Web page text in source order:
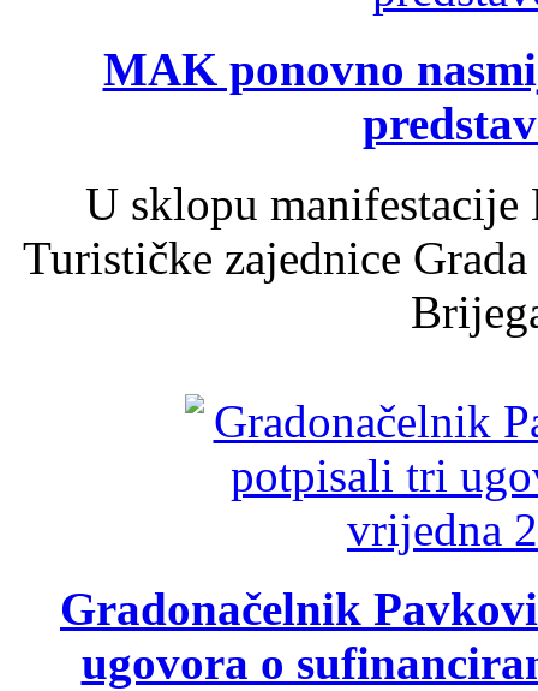
MAK ponovno
U sklopu
Turističke zajednice
Gradonačelnik
ugovora o